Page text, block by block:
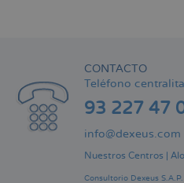
CONTACTO
Teléfono
93 227 47
info@dexeus.com
Nuestros Centros
Consultorio Dexeus S.A.P.